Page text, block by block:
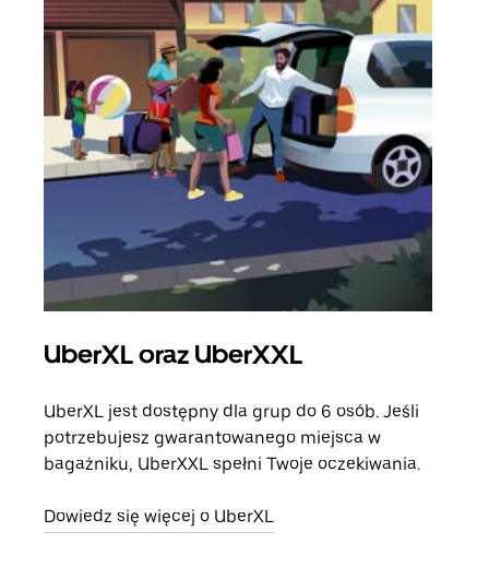
UberXL oraz UberXXL
UberXL jest dostępny dla grup do 6 osób. Jeśli
potrzebujesz gwarantowanego miejsca w
bagażniku, UberXXL spełni Twoje oczekiwania.
Dowiedz się więcej o UberXL